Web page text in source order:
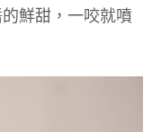
鮮甜，一咬就噴